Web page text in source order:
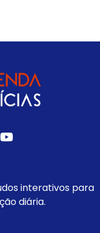
interativos para
diária.